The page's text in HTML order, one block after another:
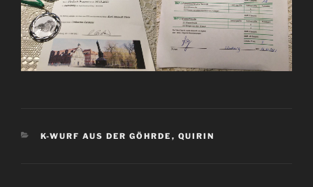
KATEGORIEN
K-WURF AUS DER GÖHRDE , QUIRIN